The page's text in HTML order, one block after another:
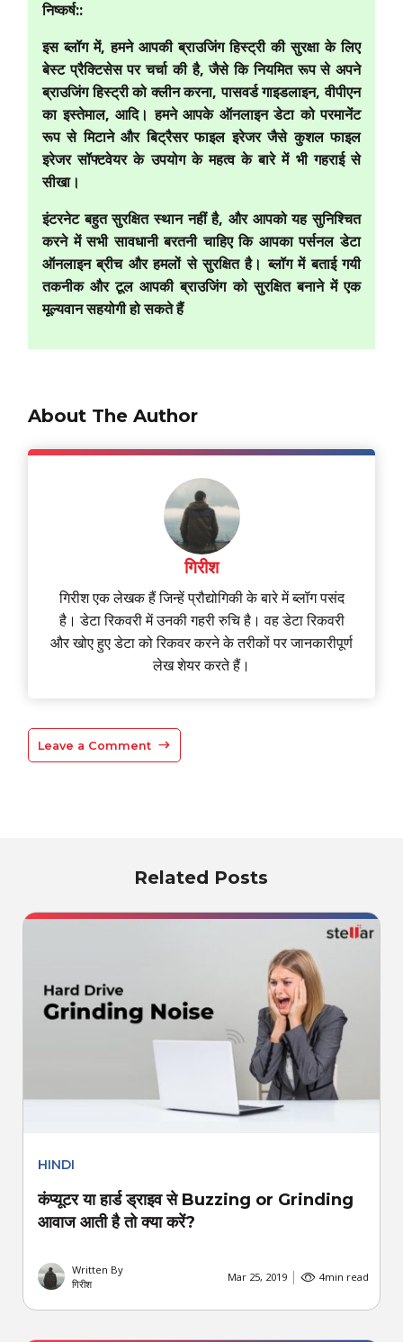
निष्कर्ष::
इस ब्लॉग में, हमने आपकी ब्राउजिंग हिस्ट्री की सुरक्षा के लिए
बेस्ट प्रैक्टिसेस पर चर्चा की है, जैसे कि नियमित रूप से अपने
ब्राउजिंग हिस्ट्री को क्लीन करना, पासवर्ड गाइडलाइन, वीपीएन
का इस्तेमाल, आदि। हमने आपके ऑनलाइन डेटा को परमानेंट
रूप से मिटाने और बिट्रैसर फाइल इरेजर जैसे कुशल फाइल
इरेजर सॉफ्टवेयर के उपयोग के महत्व के बारे में भी गहराई से
सीखा।
इंटरनेट बहुत सुरक्षित स्थान नहीं है, और आपको यह सुनिश्चित
करने में सभी सावधानी बरतनी चाहिए कि आपका पर्सनल डेटा
ऑनलाइन ब्रीच और हमलों से सुरक्षित है। ब्लॉग में बताई गयी
तकनीक और टूल आपकी ब्राउजिंग को सुरक्षित बनाने में एक
मूल्यवान सहयोगी हो सकते हैं
About The Author
गिरीश
गिरीश एक लेखक हैं जिन्हें प्रौद्योगिकी के बारे में ब्लॉग पसंद
है। डेटा रिकवरी में उनकी गहरी रुचि है। वह डेटा रिकवरी
और खोए हुए डेटा को रिकवर करने के तरीकों पर जानकारीपूर्ण
लेख शेयर करते हैं।
Leave a Comment
Related Posts
HINDI
कंप्यूटर या हार्ड ड्राइव से Buzzing or Grinding
आवाज आती है तो क्या करें?
Written By
गिरीश
Mar 25, 2019 4min read